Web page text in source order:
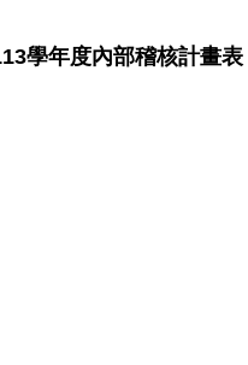
學年度內部稽核計畫表